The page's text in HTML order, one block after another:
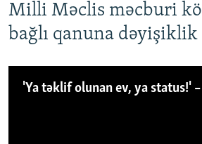
Milli Məclis məcburi
bağlı qanuna